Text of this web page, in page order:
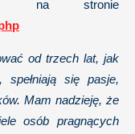
na stronie
od trzech lat, jak
spełniają się pasje,
Mam nadzieję, że
osób pragnących